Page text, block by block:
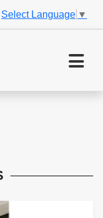
Select Language ▼